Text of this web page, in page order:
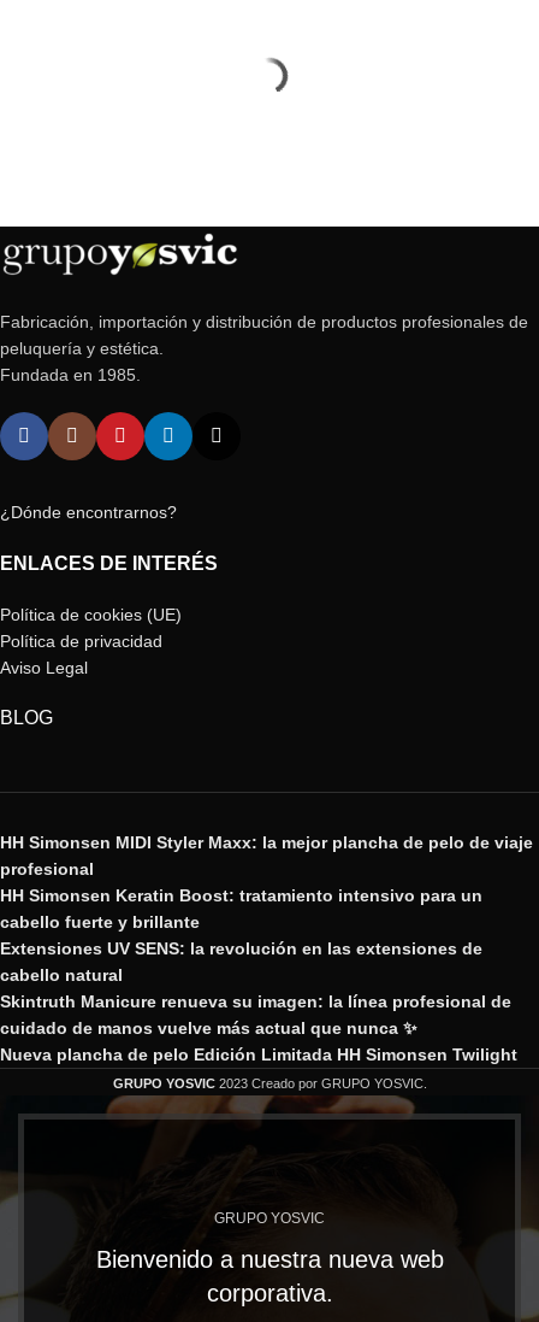
Fabricación, importación y distribución de productos profesionales de
peluquería y estética.
Fundada en 1985.
¿Dónde encontrarnos?
ENLACES DE INTERÉS
Política de cookies (UE)
Política de privacidad
Aviso Legal
BLOG
HH Simonsen MIDI Styler Maxx: la mejor plancha de pelo de viaje
profesional
HH Simonsen Keratin Boost: tratamiento intensivo para un
cabello fuerte y brillante
Extensiones UV SENS: la revolución en las extensiones de
cabello natural
Skintruth Manicure renueva su imagen: la línea profesional de
cuidado de manos vuelve más actual que nunca ✨
Nueva plancha de pelo Edición Limitada HH Simonsen Twilight
GRUPO YOSVIC 2023 Creado por GRUPO YOSVIC.
GRUPO YOSVIC
Bienvenido a nuestra nueva web
corporativa.